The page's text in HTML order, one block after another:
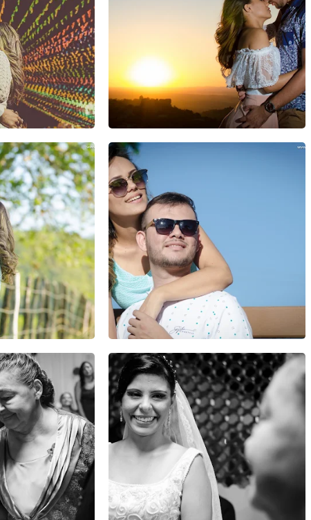
1 0 0 0
0 0 0 0
0 0 0 0